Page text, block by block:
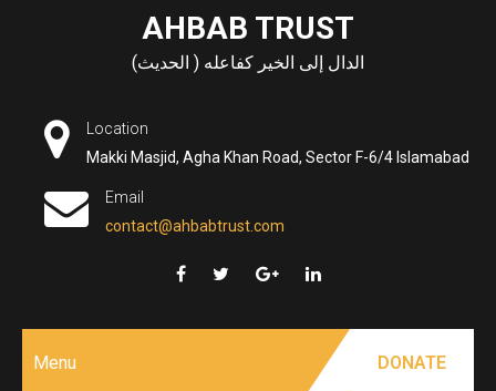
AHBAB TRUST
الدال إلى الخير كفاعله ( الحديث)
Location
Makki Masjid, Agha Khan Road, Sector F-6/4 Islamabad
Email
contact@ahbabtrust.com
Menu DONATE